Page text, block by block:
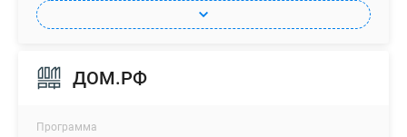
ДОМ.РФ
Программа